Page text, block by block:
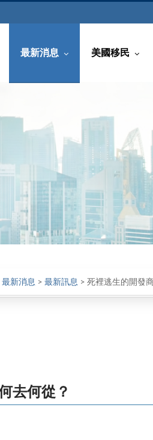
最新消息 美國移民
最新消息 > 最新訊息 > 死裡逃生的開發
去何從？